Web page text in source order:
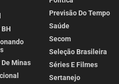
Minas
Previsão Do Tempo
Saúde
Secom
Seleção Brasileira
Séries E Filmes
Sertanejo